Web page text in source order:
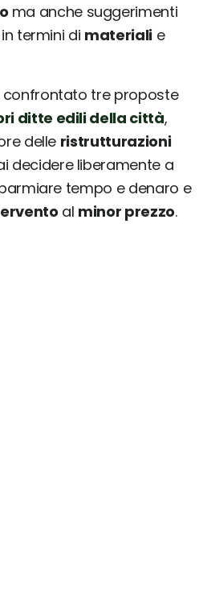
ma anche suggerimenti
termini di materialie
confrontato tre proposte
ditte edili della città,
delle ristrutturazioni
decidere liberamente a
tempo e denaro e
al minor prezzo.